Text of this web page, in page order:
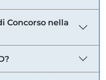
Concorso nella